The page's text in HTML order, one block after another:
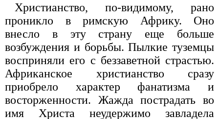
Христианство, по-видимому, рано
проникло в римскую Африку. Оно
внесло в эту страну еще больше
возбуждения и борьбы. Пылкие туземцы
восприняли его с беззаветной страстью.
Африканское христианство сразу
приобрело характер фанатизма и
восторженности. Жажда пострадать во
имя Христа неудержимо завладела